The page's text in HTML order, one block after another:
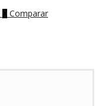
0 Comparar